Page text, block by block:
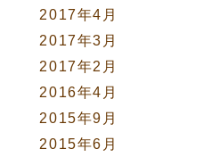
2017年4月
2017年3月
2017年2月
2016年4月
2015年9月
2015年6月